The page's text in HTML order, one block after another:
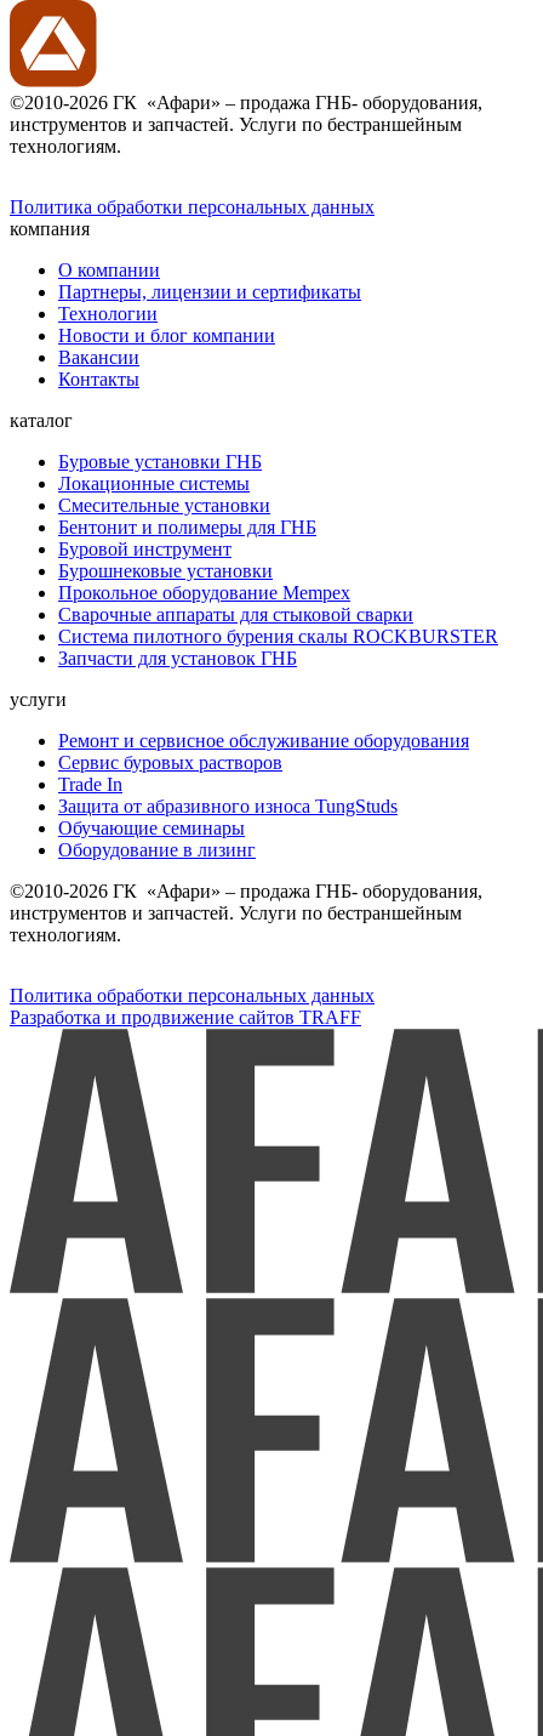
©2010-2026 ГК «Афари» – продажа ГНБ- оборудования,
инструментов и запчастей. Услуги по бестраншейным
технологиям.
Политика обработки персональных данных
компания
О компании
Партнеры, лицензии и сертификаты
Технологии
Новости и блог компании
Вакансии
Контакты
каталог
Буровые установки ГНБ
Локационные системы
Смесительные установки
Бентонит и полимеры для ГНБ
Буровой инструмент
Бурошнековые установки
Прокольное оборудование Mempex
Сварочные аппараты для стыковой сварки
Система пилотного бурения скалы ROCKBURSTER
Запчасти для установок ГНБ
услуги
Ремонт и сервисное обслуживание оборудования
Сервис буровых растворов
Trade In
Защита от абразивного износа TungStuds
Обучающие семинары
Оборудование в лизинг
©2010-2026 ГК «Афари» – продажа ГНБ- оборудования,
инструментов и запчастей. Услуги по бестраншейным
технологиям.
Политика обработки персональных данных
Разработка и продвижение сайтов TRAFF